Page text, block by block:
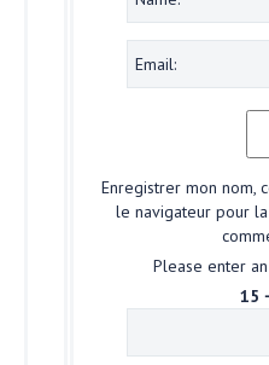
Enregistrer mon nom,
le navigateur pour
Please enter
15